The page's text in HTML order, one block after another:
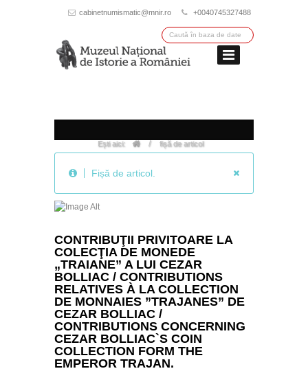
cabinetnumismatic@mnir.ro +0040745327488
Ești aici: / fișă de articol
Fișă de articol.
CONTRIBUŢII PRIVITOARE LA
COLECŢIA DE MONEDE
„TRAIANE” A LUI CEZAR
BOLLIAC / CONTRIBUTIONS
RELATIVES À LA COLLECTION
DE MONNAIES ”TRAJANES” DE
CEZAR BOLLIAC /
CONTRIBUTIONS CONCERNING
CEZAR BOLLIAC`S COIN
COLLECTION FORM THE
EMPEROR TRAJAN.